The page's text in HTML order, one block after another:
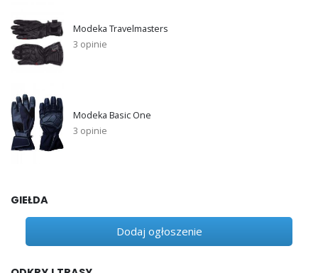
Modeka Travelmasters
3 opinie
Modeka Basic One
3 opinie
GIEŁDA
Dodaj ogłoszenie